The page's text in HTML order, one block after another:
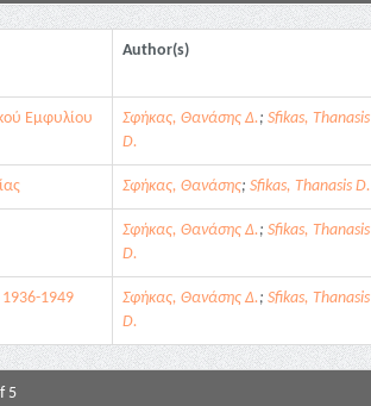
Author(s)
Εμφυλίου
Σφήκας, Θανάσης Δ.; Sfikas, Thanasis
D.
Σφήκας, Θανάσης; Sfikas, Thanasis D.
Σφήκας, Θανάσης Δ.; Sfikas, Thanasis
D.
1936-1949 Σφήκας, Θανάσης Δ.; Sfikas, Thanasis
D.
5